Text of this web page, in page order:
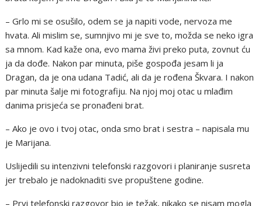
– Grlo mi se osušilo, odem se ja napiti vode, nervoza me
hvata. Ali mislim se, sumnjivo mi je sve to, možda se neko igra
sa mnom. Kad kaže ona, evo mama živi preko puta, zovnut ću
ja da dođe. Nakon par minuta, piše gospođa jesam li ja
Dragan, da je ona udana Tadić, ali da je rođena Škvara. I nakon
par minuta šalje mi fotografiju. Na njoj moj otac u mlađim
danima prisjeća se pronađeni brat.
– Ako je ovo i tvoj otac, onda smo brat i sestra – napisala mu
je Marijana.
Uslijedili su intenzivni telefonski razgovori i planiranje susreta
jer trebalo je nadoknaditi sve propuštene godine.
– Prvi telefonski razgovor bio je težak, nikako se nisam mogla